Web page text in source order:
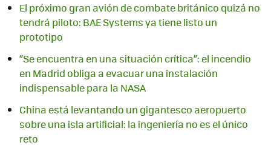
El próximo gran avión de combate británico quizá no
tendrá piloto: BAE Systems ya tiene listo un
prototipo
“Se encuentra en una situación crítica”: el incendio
en Madrid obliga a evacuar una instalación
indispensable para la NASA
China está levantando un gigantesco aeropuerto
sobre una isla artificial: la ingeniería no es el único
reto